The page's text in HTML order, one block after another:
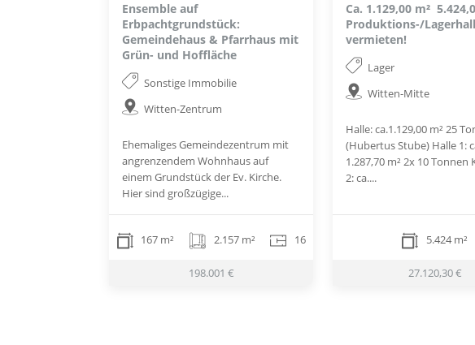
Ensemble auf
Erbpachtgrundstück:
Gemeindehaus & Pfarrhaus mit
Grün- und Hoffläche
Sonstige Immobilie
Witten-Zentrum
Ehemaliges Gemeindezentrum mit
angrenzendem Wohnhaus auf
einem Grundstück der Ev. Kirche.
Hier sind großzügige...
167 m² 2.157 m² 16
198.001 €
Ca. 1.129,00 m² 
Produktions-/
vermieten!
Lager
Witten-Mitte
Halle: ca.1.129,00 m² 25
(Hubertus Stube) Halle 1:
1.287,70 m² 2x 10 Tonnen
2: ca....
5.424 m²
27.120,30 €